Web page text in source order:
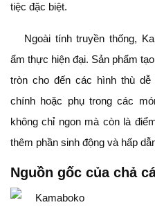
tiệc đặc biệt.
Ngoài tính truyền thống,
ẩm thực hiện đại. Sản phẩm
tròn cho đến các hình thù
chính hoặc phụ trong các
không chỉ ngon mà còn là
thêm phần sinh động và hấp
Nguồn gốc của chả